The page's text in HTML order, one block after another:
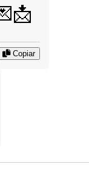
Copiar